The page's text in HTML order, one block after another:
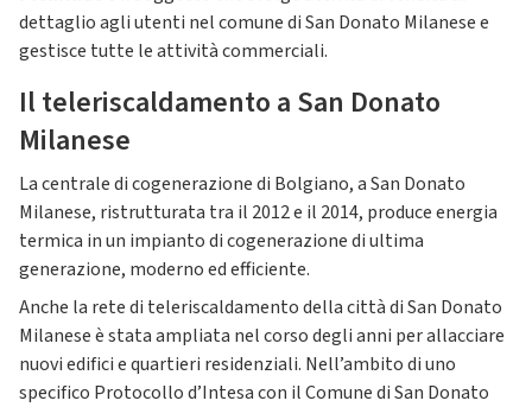
dettaglio agli utenti nel comune di San Donato Milanese e
gestisce tutte le attività commerciali.
Il teleriscaldamento a San Donato
Milanese
La centrale di cogenerazione di Bolgiano, a San Donato
Milanese, ristrutturata tra il 2012 e il 2014, produce energia
termica in un impianto di cogenerazione di ultima
generazione, moderno ed efficiente.
Anche la rete di teleriscaldamento della città di San Donato
Milanese è stata ampliata nel corso degli anni per allacciare
nuovi edifici e quartieri residenziali. Nell’ambito di uno
specifico Protocollo d’Intesa con il Comune di San Donato